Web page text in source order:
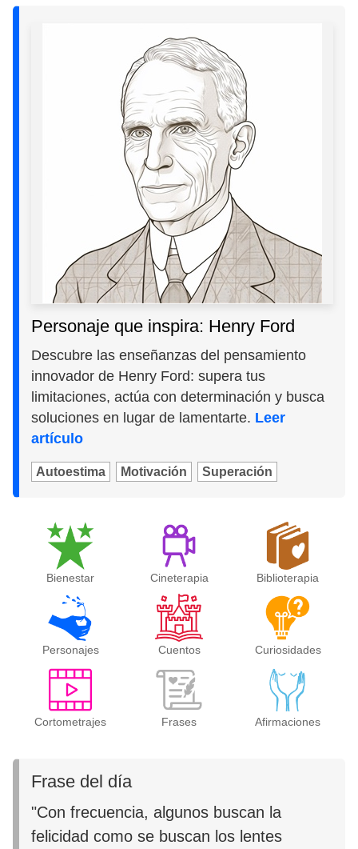
Personaje que inspira: Henry Ford
Descubre las enseñanzas del pensamiento
innovador de Henry Ford: supera tus
limitaciones, actúa con determinación y busca
soluciones en lugar de lamentarte. Leer
artículo
Autoestima Motivación Superación
Bienestar Cineterapia Biblioterapia
Personajes Cuentos Curiosidades
Cortometrajes Frases Afirmaciones
Frase del día
"Con frecuencia, algunos buscan la
felicidad como se buscan los lentes